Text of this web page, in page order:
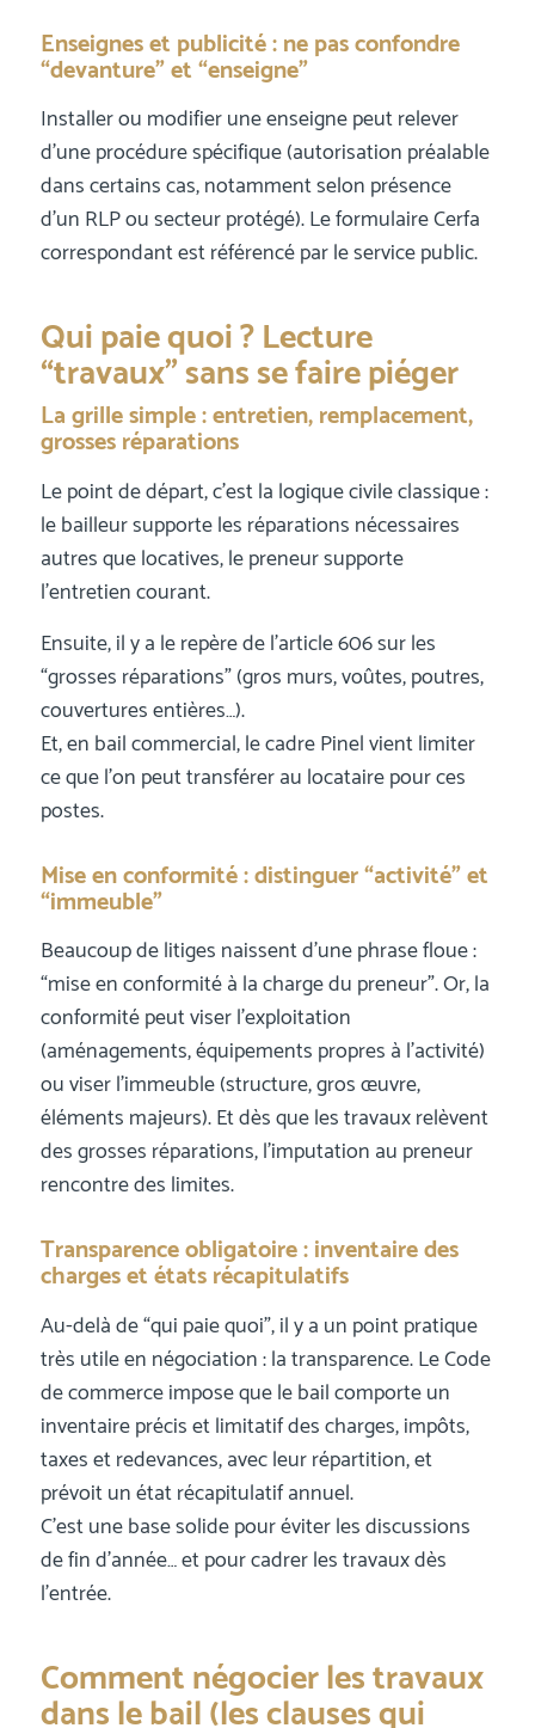
Enseignes et publicité : ne pas confondre
“devanture” et “enseigne”
Installer ou modifier une enseigne peut relever
d’une procédure spécifique (autorisation préalable
dans certains cas, notamment selon présence
d’un RLP ou secteur protégé). Le formulaire Cerfa
correspondant est référencé par le service public.
Qui paie quoi ? Lecture
“travaux” sans se faire piéger
La grille simple : entretien, remplacement,
grosses réparations
Le point de départ, c’est la logique civile classique :
le bailleur supporte les réparations nécessaires
autres que locatives, le preneur supporte
l’entretien courant.
Ensuite, il y a le repère de l’article 606 sur les
“grosses réparations” (gros murs, voûtes, poutres,
couvertures entières…).
Et, en bail commercial, le cadre Pinel vient limiter
ce que l’on peut transférer au locataire pour ces
postes.
Mise en conformité : distinguer “activité” et
“immeuble”
Beaucoup de litiges naissent d’une phrase floue :
“mise en conformité à la charge du preneur”. Or, la
conformité peut viser l’exploitation
(aménagements, équipements propres à l’activité)
ou viser l’immeuble (structure, gros œuvre,
éléments majeurs). Et dès que les travaux relèvent
des grosses réparations, l’imputation au preneur
rencontre des limites.
Transparence obligatoire : inventaire des
charges et états récapitulatifs
Au-delà de “qui paie quoi”, il y a un point pratique
très utile en négociation : la transparence. Le Code
de commerce impose que le bail comporte un
inventaire précis et limitatif des charges, impôts,
taxes et redevances, avec leur répartition, et
prévoit un état récapitulatif annuel.
C’est une base solide pour éviter les discussions
de fin d’année… et pour cadrer les travaux dès
l’entrée.
Comment négocier les travaux
dans le bail (les clauses qui